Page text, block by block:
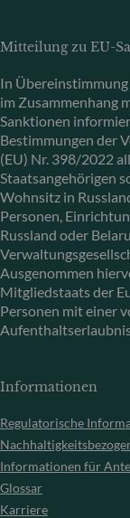
Mitteilung zu EU-
In
im Zusammenhang
Sanktionen
Bestimmungen der
(EU) Nr. 398/2022
Staatsangehörigen
Wohnsitz in
Personen,
Russland oder
Ausgenommen
Mitgliedstaats der
Personen mit einer
Informationen
Regulatorische
Informationen für
Glossar
Karriere